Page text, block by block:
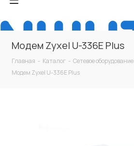
Модем Zyxel U-336E Plus
Главная - Каталог - Сетевое оборудование
Модем Zyxel U-336E Plus